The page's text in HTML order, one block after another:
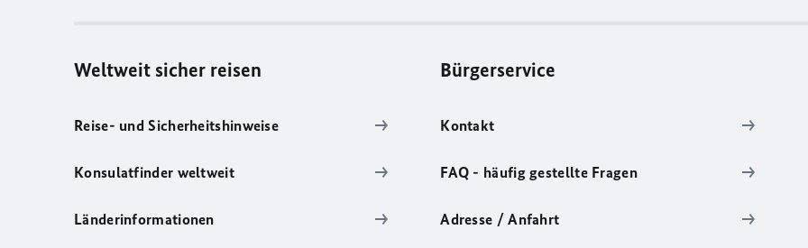
Weltweit sicher reisen
Reise- und Sicherheitshinweise
Konsulatfinder weltweit
Länderinformationen
Bürgerservice
Kontakt
FAQ - häufig gestellte Fragen
Adresse / Anfahrt